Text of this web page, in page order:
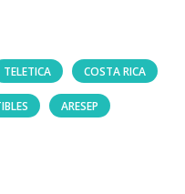
TELETICA COSTA RICA
ARESEP